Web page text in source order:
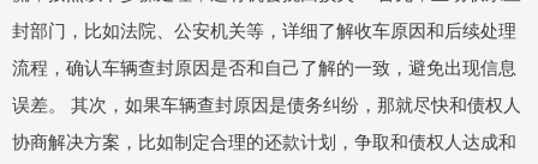
封部门，比如法院、公安机关等，详细了解收车原因和后续处理
流程，确认车辆查封原因是否和自己了解的一致，避免出现信息
误差。 其次，如果车辆查封原因是债务纠纷，那就尽快和债权人
协商解决方案，比如制定合理的还款计划，争取和债权人达成和